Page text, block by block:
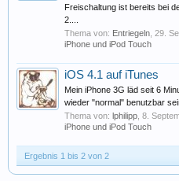
Freischaltung ist bereits bei
2....
Thema von: Entriegeln 29.
iPhone und iPod Touch
iOS 4.1 auf iTunes
Mein iPhone 3G läd seit 6
wieder "normal" benutzbar
Thema von: lphilipp 8.
iPhone und iPod Touch
Ergebnis 1 bis 2 von 2